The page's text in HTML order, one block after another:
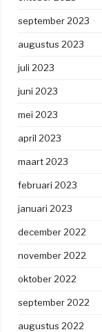
september 2023
augustus 2023
juli 2023
juni 2023
mei 2023
april 2023
maart 2023
februari 2023
januari 2023
december 2022
november 2022
oktober 2022
september 2022
augustus 2022